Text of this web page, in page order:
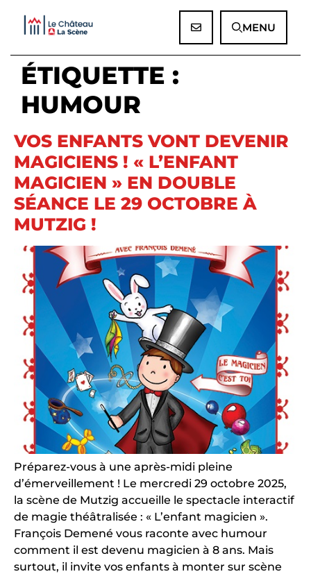
MENU
ÉTIQUETTE :
HUMOUR
VOS ENFANTS VONT DEVENIR
MAGICIENS ! « L’ENFANT
MAGICIEN » EN DOUBLE
SÉANCE LE 29 OCTOBRE À
MUTZIG !
Préparez-vous à une après-midi pleine
d’émerveillement ! Le mercredi 29 octobre 2025,
la scène de Mutzig accueille le spectacle interactif
de magie théâtralisée : « L’enfant magicien ».
François Demené vous raconte avec humour
comment il est devenu magicien à 8 ans. Mais
surtout, il invite vos enfants à monter sur scène
Panneau de gestion des cookies